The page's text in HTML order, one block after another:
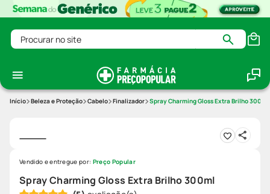
Procurar no site
Beleza e Proteção Cabelo Finalizador Spray Charming Gloss Extra Brilho 300ml
Spray Charming Gloss Extra Brilho 300ml
Vendido e entregue por: Preço Popular